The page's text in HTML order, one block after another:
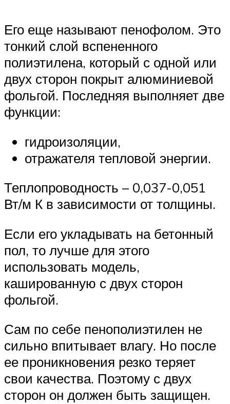
Его еще называют пенофолом. Это
тонкий слой вспененного
полиэтилена, который с одной или
двух сторон покрыт алюминиевой
фольгой. Последняя выполняет две
функции:
гидроизоляции,
отражателя тепловой энергии.
Теплопроводность – 0,037-0,051
Вт/м К в зависимости от толщины.
Если его укладывать на бетонный
пол, то лучше для этого
использовать модель,
кашированную с двух сторон
фольгой.
Сам по себе пенополиэтилен не
сильно впитывает влагу. Но после
ее проникновения резко теряет
свои качества. Поэтому с двух
сторон он должен быть защищен.